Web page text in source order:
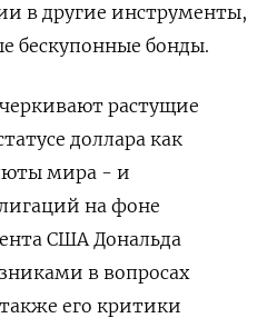
в другие инструменты,
бескупонные бонды.
растущие
доллара как
мира - и
на фоне
США Дональда
в вопросах
его критики